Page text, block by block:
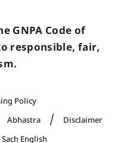
GNPA Code of
responsible, fair,
Policy
Abhastra
Disclaimer
Sach English